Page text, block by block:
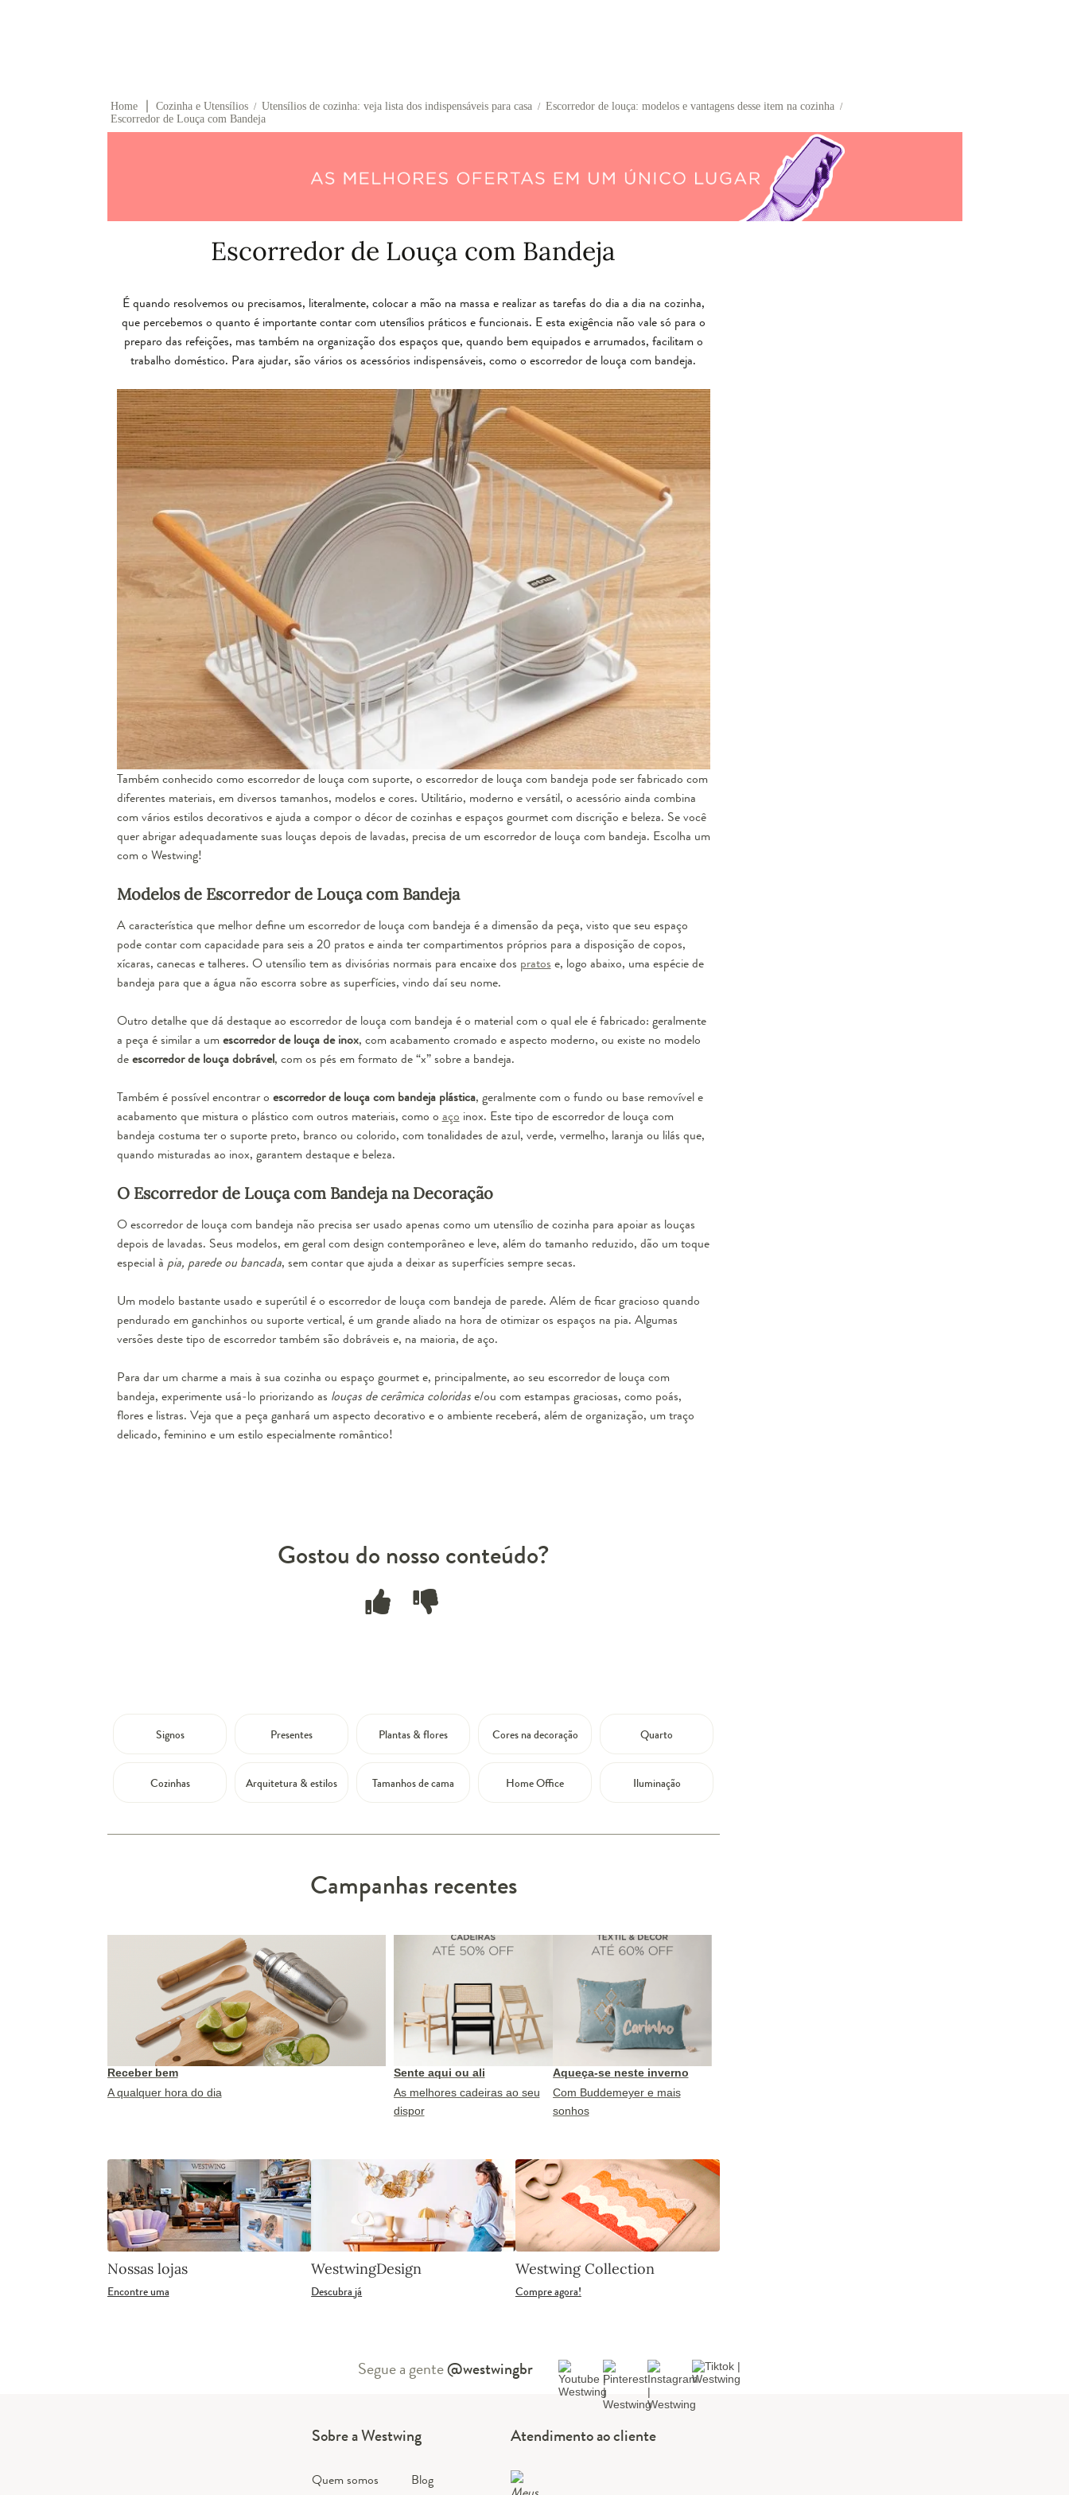
Home Cozinha e Utensílios / Utensílios de cozinha: veja lista dos indispensáveis para casa / Escorredor de louça: modelos e vantagens desse item na cozinha /
Escorredor de Louça com Bandeja
Escorredor de Louça com Bandeja
É quando resolvemos ou precisamos, literalmente, colocar a mão na massa e realizar as tarefas do dia a dia na cozinha,
que percebemos o quanto é importante contar com utensílios práticos e funcionais. E esta exigência não vale só para o
preparo das refeições, mas também na organização dos espaços que, quando bem equipados e arrumados, facilitam o
trabalho doméstico. Para ajudar, são vários os acessórios indispensáveis, como o escorredor de louça com bandeja.
Também conhecido como escorredor de louça com suporte, o escorredor de louça com bandeja pode ser fabricado com
diferentes materiais, em diversos tamanhos, modelos e cores. Utilitário, moderno e versátil, o acessório ainda combina
com vários estilos decorativos e ajuda a compor o décor de cozinhas e espaços gourmet com discrição e beleza. Se você
quer abrigar adequadamente suas louças depois de lavadas, precisa de um escorredor de louça com bandeja. Escolha um
com o Westwing!
Modelos de Escorredor de Louça com Bandeja
A característica que melhor define umescorredor de louça com bandeja é a dimensão da peça, visto que seu espaço
pode contar com capacidade para seis a 20 pratos e ainda ter compartimentos próprios para a disposição de copos,
xícaras, canecas e talheres. O utensílio tem as divisórias normais para encaixe dos pratos e, logo abaixo, uma espécie de
bandeja para que a água não escorra sobre as superfícies, vindo daí seu nome.
Outro detalhe que dá destaque ao escorredor de louça com bandeja é o material com o qual ele é fabricado: geralmente
a peça é similar a umescorredor de louça de inox, com acabamento cromado e aspecto moderno, ou existe no modelo
deescorredor de louça dobrável, com os pés em formato de “x” sobre a bandeja.
Também é possível encontrar o escorredor de louça com bandeja plástica, geralmente com o fundo ou base removível e
acabamento que mistura o plástico com outros materiais, como o aço inox. Este tipo de escorredor de louça com
bandeja costuma ter o suporte preto, branco ou colorido, com tonalidades de azul, verde, vermelho, laranja ou lilás que,
quando misturadas ao inox, garantem destaque e beleza.
O Escorredor de Louça com Bandeja na Decoração
O escorredor de louça com bandeja não precisa ser usado apenas como um utensílio de cozinha para apoiar as louças
depois de lavadas. Seus modelos, em geral com design contemporâneo e leve, além do tamanho reduzido, dão um toque
especial à pia, parede ou bancada, sem contar que ajuda a deixar as superfícies sempre secas.
Um modelo bastante usado e superútil é o escorredor de louça com bandeja de parede. Além de ficar gracioso quando
pendurado em ganchinhos ou suporte vertical, é um grande aliado na hora de otimizar os espaços na pia. Algumas
versões deste tipo de escorredor também são dobráveis e, na maioria, de aço.
Para dar um charme a mais à sua cozinha ou espaço gourmet e, principalmente, ao seu escorredor de louça com
bandeja, experimente usá-lo priorizando as louças de cerâmica coloridase/ou com estampas graciosas, como poás,
flores e listras. Veja que a peça ganhará um aspecto decorativo e o ambiente receberá, além de organização, um traço
delicado, feminino e um estilo especialmente romântico!
Gostou do nosso conteúdo?
Signos Presentes Plantas & flores Cores na decoração Quarto
Cozinhas Arquitetura & estilos Tamanhos de cama Home Office Iluminação
Campanhas recentes
Receber bem
A qualquer hora do dia
Sente aqui ou ali
As melhores cadeiras ao seu
dispor
Aqueça-se neste inverno
Com Buddemeyer e mais
sonhos
Nossas lojas
Encontre uma
WestwingDesign
Descubra já
Westwing Collection
Compre agora!
Segue a gente@westwingbr
Sobre a Westwing
Quem somos Blog
Atendimento ao cliente